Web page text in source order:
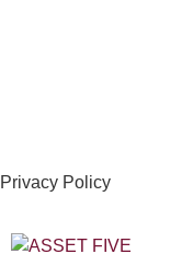
Privacy Policy